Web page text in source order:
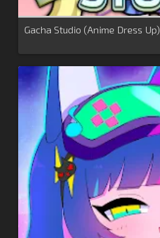
Gacha Studio (Anime Dress Up)